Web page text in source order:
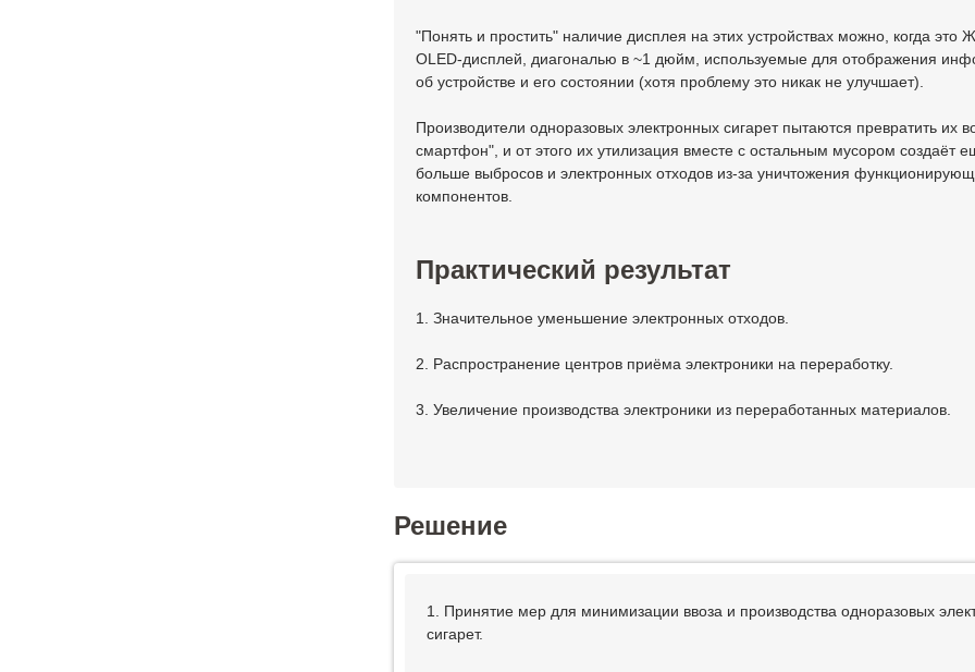
"Понять и простить" наличие дисплея на этих устройствах можно, когда это
OLED-дисплей, диагональю в ~1 дюйм, используемые для отображения
об устройстве и его состоянии (хотя проблему это никак не улучшает).
Производители одноразовых электронных сигарет пытаются превратить их
смартфон", и от этого их утилизация вместе с остальным мусором создаёт
больше выбросов и электронных отходов из-за уничтожения
компонентов.
Практический результат
1. Значительное уменьшение электронных отходов.
2. Распространение центров приёма электроники на переработку.
3. Увеличение производства электроники из переработанных материалов.
Решение
1. Принятие мер для минимизации ввоза и производства одноразовых
сигарет.